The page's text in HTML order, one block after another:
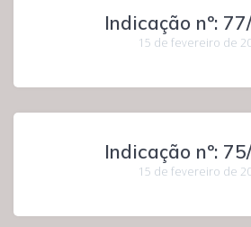
Indicação nº:
15 de fevereiro de
Indicação nº:
15 de fevereiro de